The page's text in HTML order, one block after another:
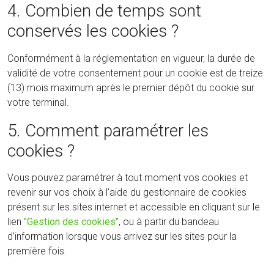
4. Combien de temps sont
conservés les cookies ?
Conformément à la réglementation en vigueur, la durée de
validité de votre consentement pour un cookie est de treize
(13) mois maximum après le premier dépôt du cookie sur
votre terminal.
5. Comment paramétrer les
cookies ?
Vous pouvez paramétrer à tout moment vos cookies et
revenir sur vos choix à l’aide du gestionnaire de cookies
présent sur les sites internet et accessible en cliquant sur le
lien "Gestion des cookies", ou à partir du bandeau
d’information lorsque vous arrivez sur les sites pour la
première fois.